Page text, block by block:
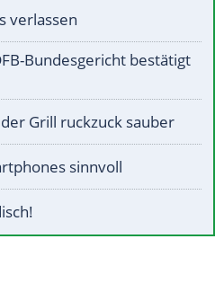
verlassen
Bundesgericht bestätigt
Grill ruckzuck sauber
sinnvoll